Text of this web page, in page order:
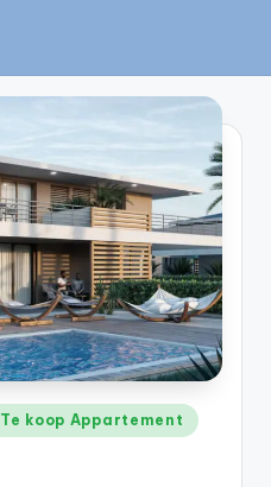
Te koop Appartement